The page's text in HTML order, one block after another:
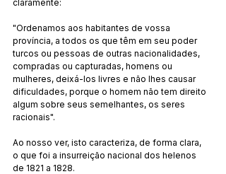
claramente:
"Ordenamos aos habitantes de vossa
província, a todos os que têm em seu poder
turcos ou pessoas de outras nacionalidades,
compradas ou capturadas, homens ou
mulheres, deixá-los livres e não lhes causar
dificuldades, porque o homem não tem direito
algum sobre seus semelhantes, os seres
racionais".
Ao nosso ver, isto caracteriza, de forma clara,
o que foi a insurreição nacional dos helenos
de 1821 a 1828.